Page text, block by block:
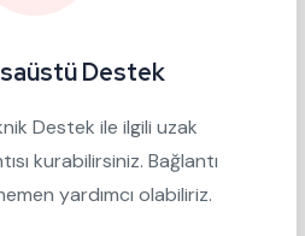
Destek
Destek ile ilgili uzak
kurabilirsiniz. Bağlantı
yardımcı olabiliriz.